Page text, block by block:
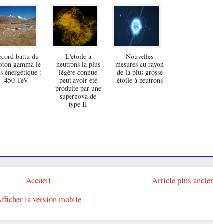
battu du
gamma le
énergétique :
450 TeV
L'étoile à
neutrons la plus
légère connue
peut avoir été
produite par une
supernova de
type II
Nouvelles
mesures du rayon
de la plus grosse
étoile à neutrons
Article plus
Accueil
la version mobile